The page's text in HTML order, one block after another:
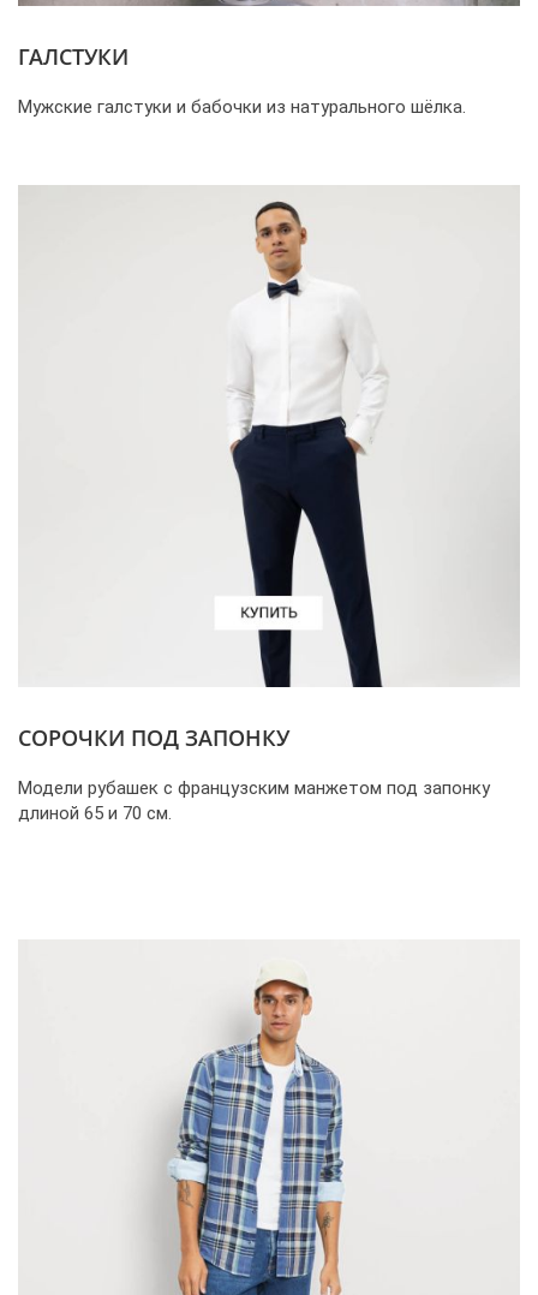
ГАЛСТУКИ
Мужские галстуки и бабочки из натурального шёлка.
СОРОЧКИ ПОД ЗАПОНКУ
Модели рубашек с французским манжетом под запонку
длиной 65 и 70 см.